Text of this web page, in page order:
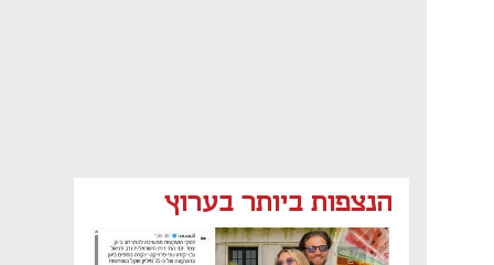
הנצפות ביותר בערוץ